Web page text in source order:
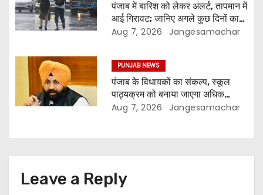
पंजाब में बारिश को लेकर अलर्ट, तापमान में
आई गिरावट; जानिए अगले कुछ दिनों का
मौसम
Aug 7, 2026 Jangesamachar
PUNJAB NEWS
पंजाब के विधायकों का संकल्प, स्कूल
पाठ्यक्रम को बनाया जाएगा अधिक
प्रासंगिक और आधुनिक
Aug 7, 2026 Jangesamachar
Leave a Reply